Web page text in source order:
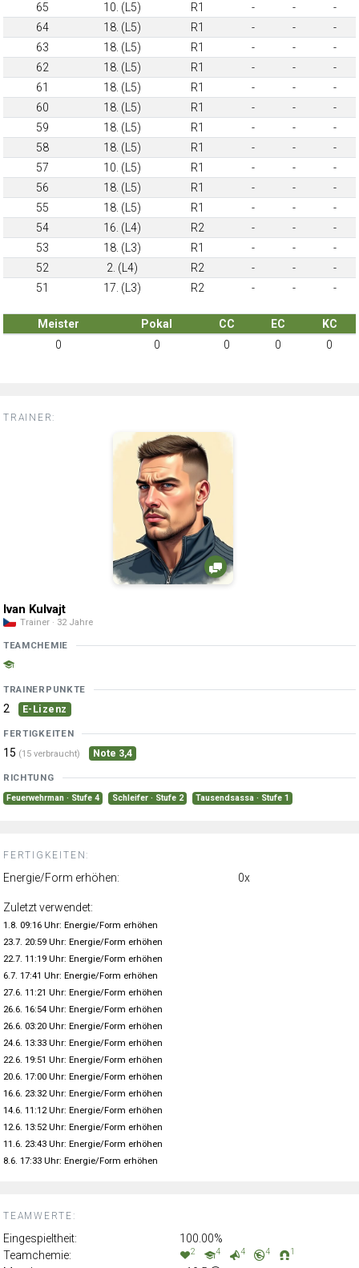
65
10. (L5) R1 - -
-
64
18. (L5) R1 - -
-
63
18. (L5) R1 - -
-
62
18. (L5) R1 - -
-
61
18. (L5) R1 - -
-
60
18. (L5) R1 - -
-
59
18. (L5) R1 - -
-
58
18. (L5) R1 - -
-
57
10. (L5) R1 - -
-
56
18. (L5) R1 - -
-
55
18. (L5) R1 - -
-
54
16. (L4) R2 - -
-
53
18. (L3) R1 - -
-
52
2. (L4) R2 - -
-
51
17. (L3) R2 - - -
Meister Pokal CC EC
KC
0
0 0 0 0
TEAMWERTE:
Eingespieltheit:
100.00%
Teamchemie:
2 4 4 4 1
TRAINER:
Ivan Kulvajt
Trainer · 32 Jahre
TEAMCHEMIE
TRAINERPUNKTE
2 E-Lizenz
FERTIGKEITEN
15 (15 verbraucht) Note 3,4
RICHTUNG
Feuerwehrman · Stufe 4 Schleifer · Stufe 2 Tausendsassa · Stufe 1
FERTIGKEITEN:
Energie/Form erhöhen: 0x
Zuletzt verwendet:
1.8. 09:16 Uhr: Energie/Form erhöhen
23.7. 20:59 Uhr: Energie/Form erhöhen
22.7. 11:19 Uhr: Energie/Form erhöhen
6.7. 17:41 Uhr: Energie/Form erhöhen
27.6. 11:21 Uhr: Energie/Form erhöhen
26.6. 16:54 Uhr: Energie/Form erhöhen
26.6. 03:20 Uhr: Energie/Form erhöhen
24.6. 13:33 Uhr: Energie/Form erhöhen
22.6. 19:51 Uhr: Energie/Form erhöhen
20.6. 17:00 Uhr: Energie/Form erhöhen
16.6. 23:32 Uhr: Energie/Form erhöhen
14.6. 11:12 Uhr: Energie/Form erhöhen
12.6. 13:52 Uhr: Energie/Form erhöhen
11.6. 23:43 Uhr: Energie/Form erhöhen
8.6. 17:33 Uhr: Energie/Form erhöhen